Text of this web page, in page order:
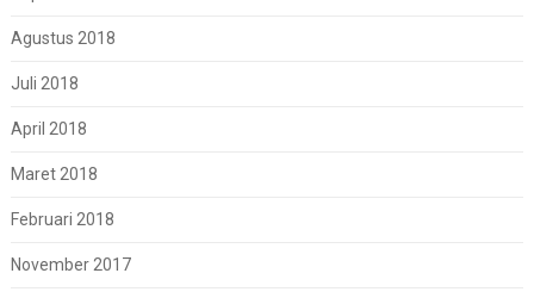
Agustus 2018
Juli 2018
April 2018
Maret 2018
Februari 2018
November 2017